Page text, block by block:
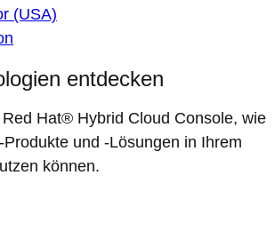
(USA)
entdecken
Hat® Hybrid Cloud Console, wie
und -Lösungen in Ihrem
können.